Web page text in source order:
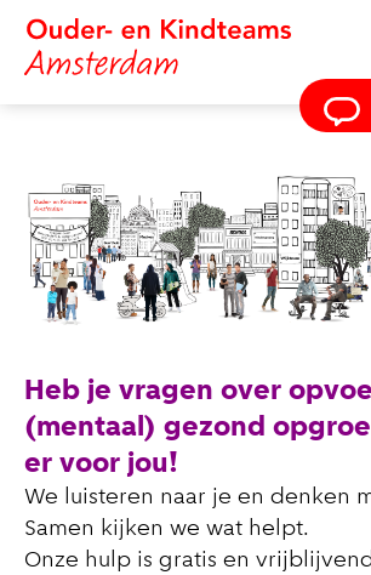
Heb je vragen over
(mentaal) gezond
er voor jou!
We luisteren naar je en denken
Samen kijken we wat helpt.
Onze hulp is gratis en